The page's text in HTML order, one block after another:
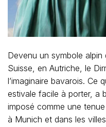
Devenu un symbole alpin
Suisse, en Autriche, le
l’imaginaire bavarois. Ce
estivale facile à porter, a
imposé comme une
à Munich et dans les